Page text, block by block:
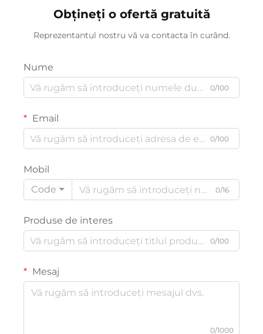
Obțineți o ofertă gratuită
Reprezentantul nostru vă va contacta în curând.
Nume
0/100
Email
0/100
Mobil
Code
0/16
Produse de interes
0/100
Mesaj
0/1000